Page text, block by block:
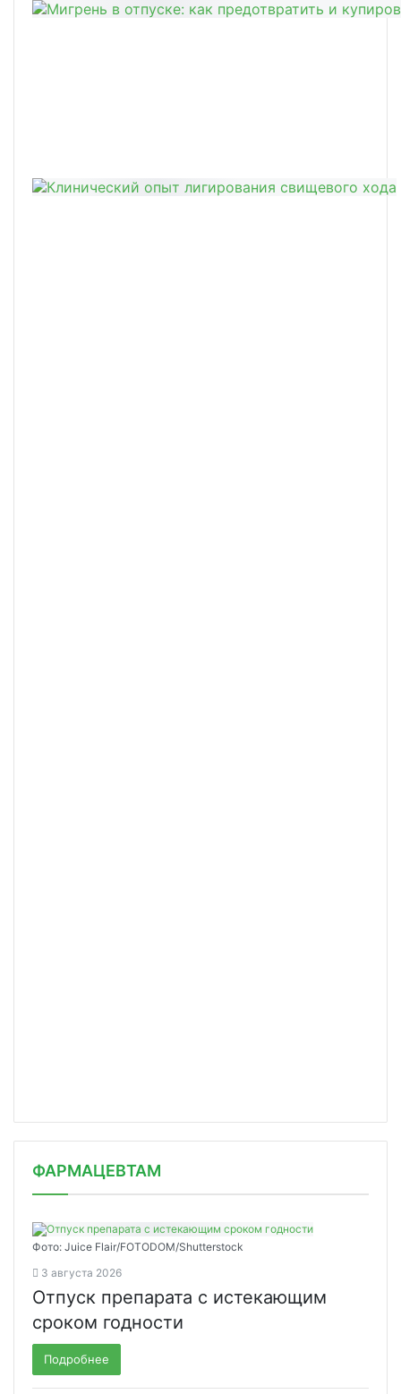
ФАРМАЦЕВТАМ
Фото: Juice Flair/FOTODOM/Shutterstoсk
3 августа 2026
Отпуск препарата с истекающим
сроком годности
Подробнее